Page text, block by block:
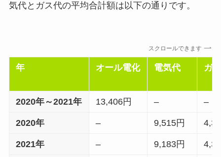
気代とガス代の平均合計額は以下の通りです。
スクロールできます
年 オール電化 電気代 ガ
2020年～2021年 13,406円 – –
2020年 – 9,515円
2021年 – 9,183円